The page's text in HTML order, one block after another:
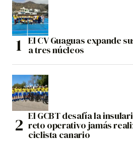
El CV Guaguas expande
a tres núcleos
El GCBT desafía la
reto operativo jamás
ciclista canario